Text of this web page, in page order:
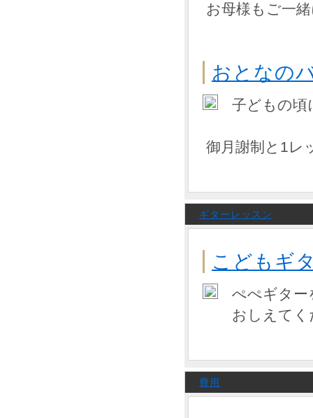
お母様もご一
おとなの
子どもの頃
御月謝制と1レ
ギターレッスン
こどもギ
ぺぺギター
おしえて
費用